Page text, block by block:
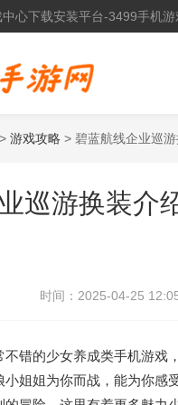
心下载安装平台-3499手机游
> 游戏攻略 > 碧蓝航线企业巡
巡游换装介
时间： 2025-04-25
的少女养成类手机游戏
姐姐为你而战，能为你